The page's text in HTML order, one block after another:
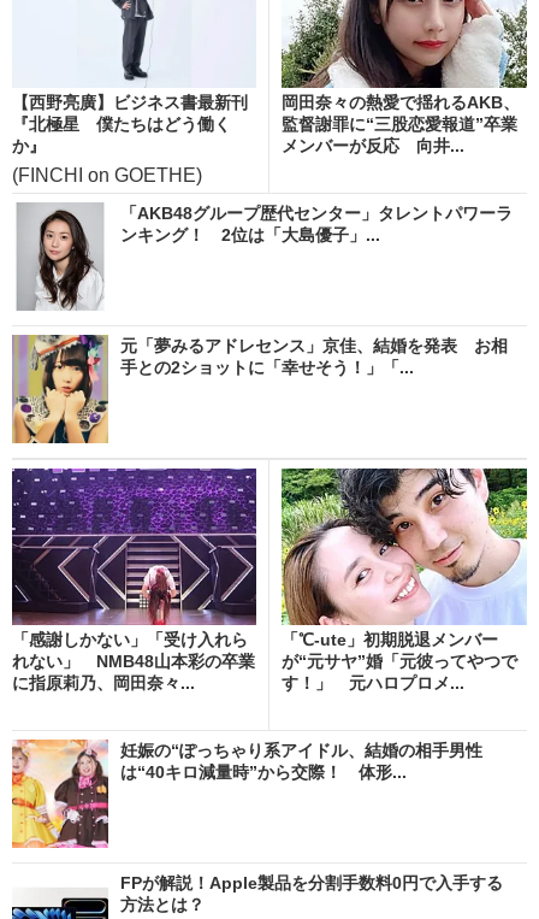
【西野亮廣】ビジネス書最新刊
『北極星 僕たちはどう働く
か』
(FINCHI on GOETHE)
岡田奈々の熱愛で揺れるAKB、
監督謝罪に“三股恋愛報道”卒業
メンバーが反応 向井...
「AKB48グループ歴代センター」タレントパワーラ
ンキング！ 2位は「大島優子」...
元「夢みるアドレセンス」京佳、結婚を発表 お相
手との2ショットに「幸せそう！」「...
「感謝しかない」「受け入れら
れない」 NMB48山本彩の卒業
に指原莉乃、岡田奈々...
「℃-ute」初期脱退メンバー
が“元サヤ”婚「元彼ってやつで
す！」 元ハロプロメ...
妊娠の“ぽっちゃり系アイドル、結婚の相手男性
は“40キロ減量時”から交際！ 体形...
FPが解説！Apple製品を分割手数料0円で入手する
方法とは？